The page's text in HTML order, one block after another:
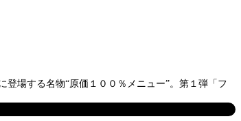
場する名物“原価１００％メニュー”。第１弾「フ